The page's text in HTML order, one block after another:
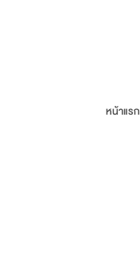
หน้าแรก